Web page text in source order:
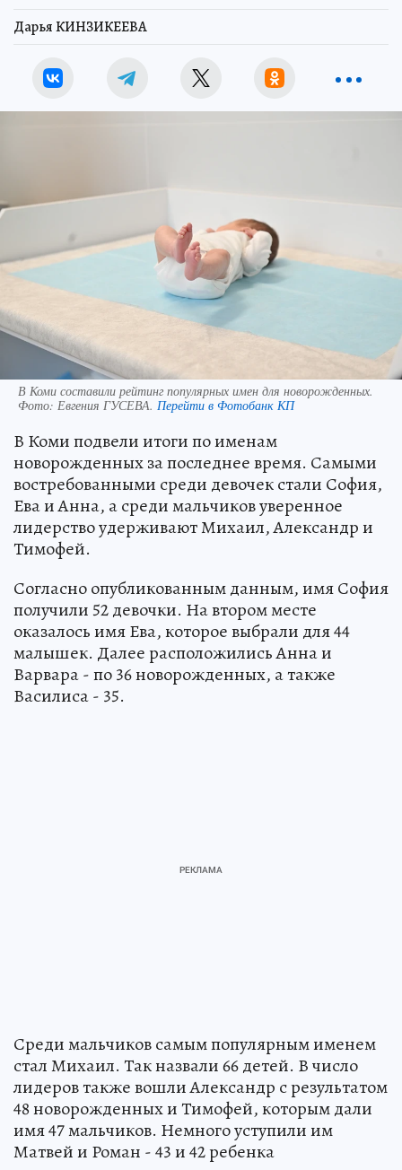
Дарья КИНЗИКЕЕВА
В Коми составили рейтинг популярных имен для новорожденных.
Фото: Евгения ГУСЕВА. Перейти в Фотобанк КП
В Коми подвели итоги по именам
новорожденных за последнее время. Самыми
востребованными среди девочек стали София,
Ева и Анна, а среди мальчиков уверенное
лидерство удерживают Михаил, Александр и
Тимофей.
Согласно опубликованным данным, имя София
получили 52 девочки. На втором месте
оказалось имя Ева, которое выбрали для 44
малышек. Далее расположились Анна и
Варвара - по 36 новорожденных, а также
Василиса - 35.
Среди мальчиков самым популярным именем
стал Михаил. Так назвали 66 детей. В число
лидеров также вошли Александр с результатом
48 новорожденных и Тимофей, которым дали
имя 47 мальчиков. Немного уступили им
Матвей и Роман - 43 и 42 ребенка